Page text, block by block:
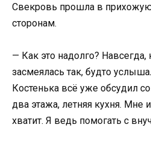
Свекровь прошла в
сторонам.
— Как это надолго?
засмеялась так, будто
Костенька всё уже обсудил
два этажа, летняя кухня. Мне
хватит. Я ведь помогать с